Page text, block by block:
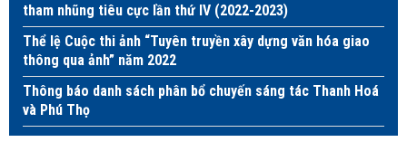
tham nhũng tiêu cực lần thứ IV (2022-2023)
Thể lệ Cuộc thi ảnh “Tuyên truyền xây dựng văn hóa giao
thông qua ảnh” năm 2022
Thông báo danh sách phân bổ chuyến sáng tác Thanh Hoá
và Phú Thọ